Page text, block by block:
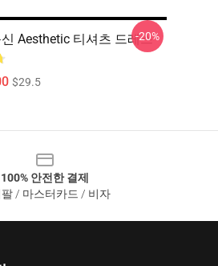
Aesthetic 티셔츠 드레스
$29.5
-20%
100% 안전한 결제
/ 마스터카드 / 비자